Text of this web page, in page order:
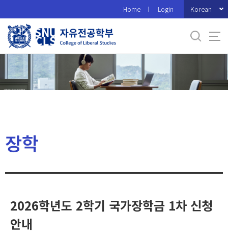
로
메
Home Login Korean
장학
2026학년도 2학기 국가장학금 1차 신청
안내